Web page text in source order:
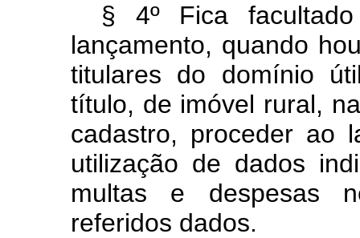
§ 4º Fica
lançamento, quando
titulares do domínio
título, de imóvel rural,
cadastro, proceder ao
utilização de dados
multas e despesas
referidos dados.